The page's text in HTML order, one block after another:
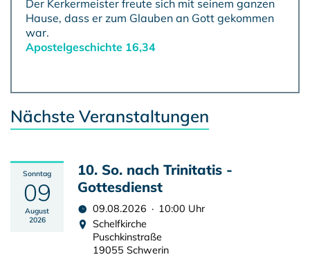
Nächste Veranstaltungen
Sonntag
09
August
2026
10. So. nach Trinitatis -
Gottesdienst
09.08.2026 · 10:00 Uhr
Schelfkirche
Puschkinstraße
19055 Schwerin